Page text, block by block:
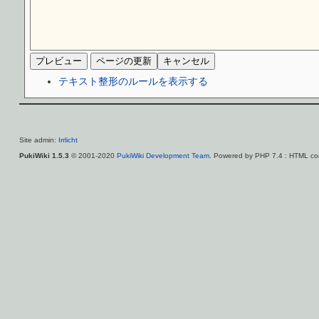
テキスト整形のルールを表示する
Site admin: Irrlicht
PukiWiki 1.5.3 © 2001-2020 PukiWiki Development Team. Powered by PHP 7.4 : HTML